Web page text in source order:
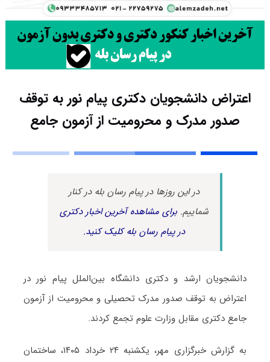
اعتراض دانشجویان دکتری پیام نور به توقف
صدور مدرک و محرومیت از آزمون جامع
در این روزها در پیام رسان بله در کنار
شماییم.برای مشاهده آخرین اخبار دکتری
در پیام رسان بله کلیک کنید.
دانشجویان ارشد و دکتری دانشگاه بین‌الملل پیام نور در
اعتراض به توقف صدور مدرک تحصیلی و محرومیت از آزمون
جامع دکتری مقابل وزارت علوم تجمع کردند.
به گزارش خبرگزاری مهر، یکشنبه ۲۴ خرداد ۱۴۰۵، ساختمان